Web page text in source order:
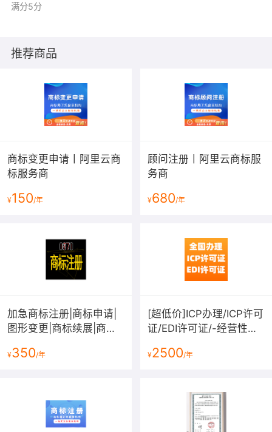
满分5分
推荐商品
商标变更申请丨阿里云商
标服务商
¥150/年
顾问注册丨阿里云商标服
务商
¥680/年
加急商标注册|商标申请|
图形变更|商标续展|商标
拿不到受理通知书退款
¥350/年
[超低价]ICP办理/ICP许可
证/EDI许可证/-经营性网
务许可证
¥2500/年